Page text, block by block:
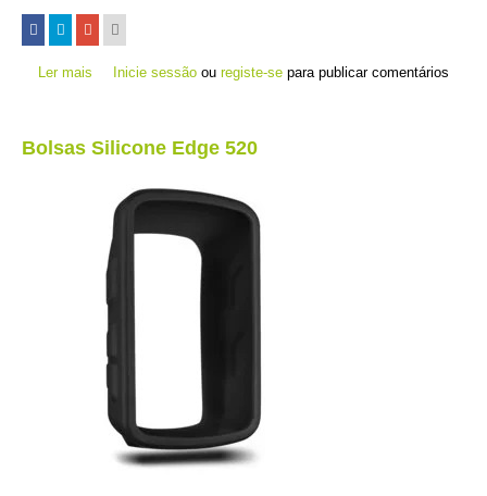
Ler mais acerca de Bolsas Silicone Edge 530
Inicie sessão ouregiste-se para publicar comentários
Bolsas Silicone Edge 520